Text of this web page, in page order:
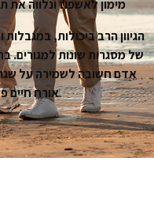
מימון לאשפוז ונלווה
הגיוון הרב ביכולות,
של מסגרות שונות למגורים.
אדם חשובה לשמירה על
אורח חיים